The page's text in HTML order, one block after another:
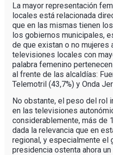
La mayor representación
locales está relacionada
que en las mismas tienen
los gobiernos municipales,
de que existan o no mujeres
televisiones locales con
palabra femenino
al frente de las alcaldías:
Telemotril (43,7%) y Onda
No obstante, el peso del rol
en las televisiones
considerablemente, más de
dada la relevancia que en
regional, y especialmente el
presidencia ostenta ahora un